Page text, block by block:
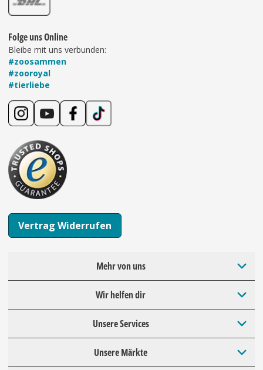
Folge uns Online
Bleibe mit uns verbunden:
#zoosammen
#zooroyal
#tierliebe
Vertrag Widerrufen
Mehr von uns
Wir helfen dir
Unsere Services
Unsere Märkte